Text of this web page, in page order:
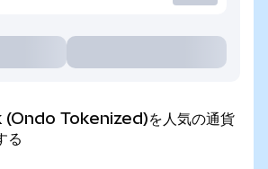
Tokenized)を人気の通貨
る